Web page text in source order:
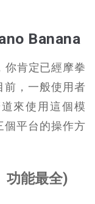
Banana
你肯定已經摩拳
前，一般使用者
來使用這個模
個平台的操作方
功能最全)